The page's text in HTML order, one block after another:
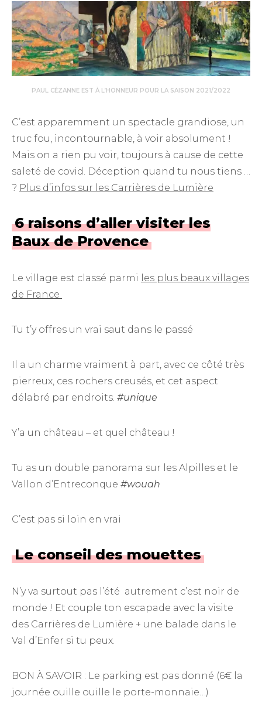
PAUL CÉZANNE EST À L’HONNEUR POUR LA SAISON 2021/2022
C’est apparemment un spectacle grandiose, un
truc fou, incontournable, à voir absolument !
Mais on a rien pu voir, toujours à cause de cette
saleté de covid. Déception quand tu nous tiens …
? Plus d’infos sur les Carrières de Lumière
6 raisons d’aller visiter les
Baux de Provence
Le village est classé parmi
les plus beaux villages
de France
Tu t’y offres un vrai saut dans le passé
Il a un charme vraiment à part, avec ce côté très
pierreux, ces rochers creusés, et cet aspect
délabré par endroits. #unique
Y’a un château – et quel château !
Tu as un double panorama sur les Alpilles et le
Vallon d’Entreconque #wouah
C’est pas si loin en vrai
Le conseil des mouettes
N’y va surtout pas l’été autrement c’est noir de
monde ! Et couple ton escapade avec la visite
des Carrières de Lumière + une balade dans le
Val d’Enfer si tu peux.
BON À SAVOIR : Le parking est pas donné (6€ la
journée ouille ouille le porte-monnaie…)